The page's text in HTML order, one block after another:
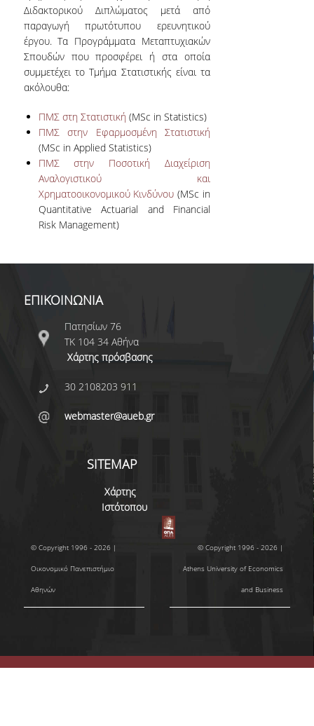
ΕΠΙΚΑΙΡΟΤΗΤΑ
ΝΕΑ-ΑΝΑΚΟΙΝΩΣΕΙΣ
ΠΡΟΚΗΡΥΞΕΙΣ
ΕΠΙΚΟΙΝΩΝΙΑ
Διδακτορικού Διπλώματος μετά από
παραγωγή πρωτότυπου ερευνητικού
έργου. Τα Προγράμματα Μεταπτυχιακών
Σπουδών που προσφέρει ή στα οποία
συμμετέχει το Τμήμα Στατιστικής είναι τα
ακόλουθα:
ΠΜΣ στη Στατιστική (MSc in Statistics)
ΠΜΣ στην Εφαρμοσμένη Στατιστική
(MSc in Applied Statistics)
ΠΜΣ στην Ποσοτική Διαχείριση
Αναλογιστικού και
Χρηματοοικονομικού Κινδύνου (MSc in
Quantitative Actuarial and Financial
Risk Management)
ΕΠΙΚΟΙΝΩΝΙΑ
Πατησίων 76
ΤΚ 104 34 Αθήνα
Χάρτης πρόσβασης
30 2108203 911
webmaster@aueb.gr
SITEMAP
Χάρτης
Ιστότοπου
© Copyright 1996 - 2026 |
Οικονομικό Πανεπιστήμιο
Αθηνών
© Copyright 1996 - 2026 |
Athens University of Economics
and Business